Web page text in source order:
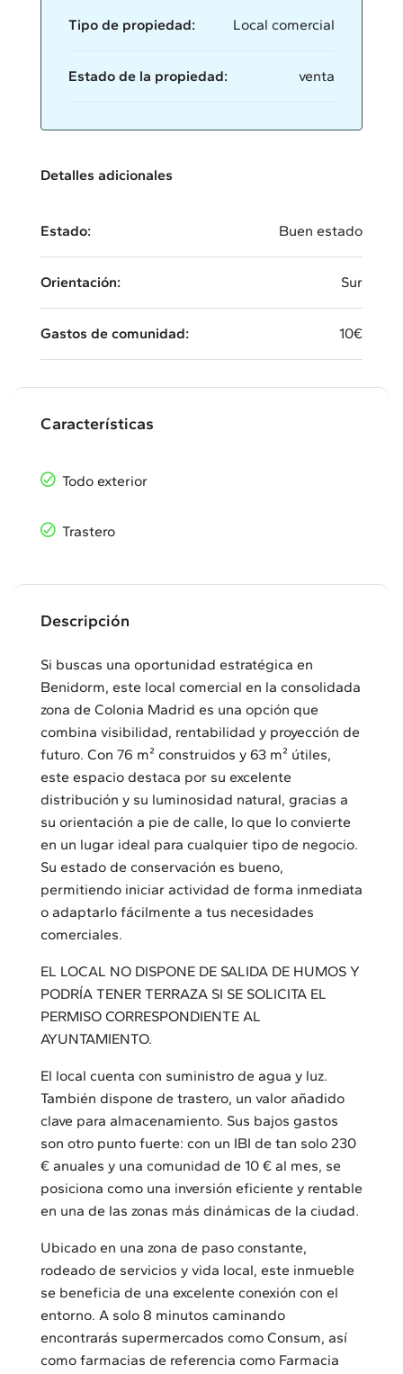
Tipo de propiedad: Local comercial
Estado de la propiedad: venta
Detalles adicionales
Estado: Buen estado
Orientación: Sur
Gastos de comunidad: 10€
Características
Todo exterior
Trastero
Descripción
Si buscas una oportunidad estratégica en
Benidorm, este local comercial en la consolidada
zona de Colonia Madrid es una opción que
combina visibilidad, rentabilidad y proyección de
futuro. Con 76 m² construidos y 63 m² útiles,
este espacio destaca por su excelente
distribución y su luminosidad natural, gracias a
su orientación a pie de calle, lo que lo convierte
en un lugar ideal para cualquier tipo de negocio.
Su estado de conservación es bueno,
permitiendo iniciar actividad de forma inmediata
o adaptarlo fácilmente a tus necesidades
comerciales.
EL LOCAL NO DISPONE DE SALIDA DE HUMOS Y
PODRÍA TENER TERRAZA SI SE SOLICITA EL
PERMISO CORRESPONDIENTE AL
AYUNTAMIENTO.
El local cuenta con suministro de agua y luz.
También dispone de trastero, un valor añadido
clave para almacenamiento. Sus bajos gastos
son otro punto fuerte: con un IBI de tan solo 230
€ anuales y una comunidad de 10 € al mes, se
posiciona como una inversión eficiente y rentable
en una de las zonas más dinámicas de la ciudad.
Ubicado en una zona de paso constante,
rodeado de servicios y vida local, este inmueble
se beneficia de una excelente conexión con el
entorno. A solo 8 minutos caminando
encontrarás supermercados como Consum, así
como farmacias de referencia como Farmacia